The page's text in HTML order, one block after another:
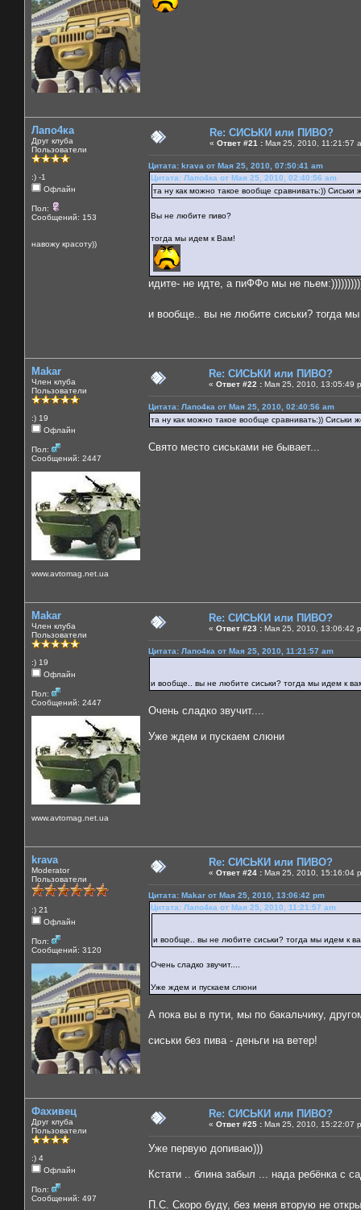
Лапо4ка
Друг клуба
Пользователи
:) -1
Офлайн
Пол:
Сообщений: 153
навожу красоту))
Re: СИСЬКИ или ПИВО?
« Ответ #21 : Мая 25, 2010, 11:21:57
Цитата: krava от Мая 25, 2010, 07:50:41 am
Цитата: Лапо4ка от Мая 25, 2010, 02:40:56 am
та ну как можно такое вообще сравнивать:)) Сиськи
Вы не любите пиво?
тогда мы идем к Вам!
идите- не идте, а пиФФо мы не
и вообще.. вы не любите сиськи? тогда
Makar
Член клуба
Пользователи
:) 19
Офлайн
Пол:
Сообщений: 2447
www.avtomag.net.ua
Re: СИСЬКИ или ПИВО?
« Ответ #22 : Мая 25, 2010, 13:05:49
Цитата: Лапо4ка от Мая 25, 2010, 02:40:56 am
та ну как можно такое вообще сравнивать:)) Сиськи
Свято место сиськами не бывает...
Makar
Член клуба
Пользователи
:) 19
Офлайн
Пол:
Сообщений: 2447
www.avtomag.net.ua
Re: СИСЬКИ или ПИВО?
« Ответ #23 : Мая 25, 2010, 13:06:42
Цитата: Лапо4ка от Мая 25, 2010, 11:21:57 am
и вообще.. вы не любите сиськи? тогда мы идем к
Очень сладко звучит....
Уже ждем и пускаем слюни
krava
Moderator
Пользователи
:) 21
Офлайн
Пол:
Сообщений: 3120
Re: СИСЬКИ или ПИВО?
« Ответ #24 : Мая 25, 2010, 15:16:04
Цитата: Makar от Мая 25, 2010, 13:06:42 pm
Цитата: Лапо4ка от Мая 25, 2010, 11:21:57 am
и вообще.. вы не любите сиськи? тогда мы идем к
Очень сладко звучит....
Уже ждем и пускаем слюни
А пока вы в пути, мы по бакальчику,
сиськи без пива - деньги на ветер!
Фахивец
Друг клуба
Пользователи
:) 4
Офлайн
Пол:
Сообщений: 497
Re: СИСЬКИ или ПИВО?
« Ответ #25 : Мая 25, 2010, 15:22:07
Уже первую допиваю)))
Кстати .. блина забыл ... нада ребёнка с
П.С. Скоро буду, без меня вторую не